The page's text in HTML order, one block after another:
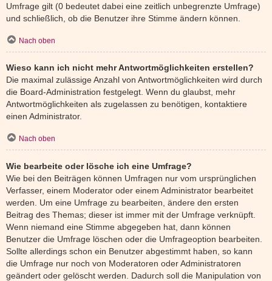
Umfrage gilt (0 bedeutet dabei eine zeitlich unbegrenzte Umfrage)
und schließlich, ob die Benutzer ihre Stimme ändern können.
Nach oben
Wieso kann ich nicht mehr Antwortmöglichkeiten erstellen?
Die maximal zulässige Anzahl von Antwortmöglichkeiten wird durch
die Board-Administration festgelegt. Wenn du glaubst, mehr
Antwortmöglichkeiten als zugelassen zu benötigen, kontaktiere
einen Administrator.
Nach oben
Wie bearbeite oder lösche ich eine Umfrage?
Wie bei den Beiträgen können Umfragen nur vom ursprünglichen
Verfasser, einem Moderator oder einem Administrator bearbeitet
werden. Um eine Umfrage zu bearbeiten, ändere den ersten
Beitrag des Themas; dieser ist immer mit der Umfrage verknüpft.
Wenn niemand eine Stimme abgegeben hat, dann können
Benutzer die Umfrage löschen oder die Umfrageoption bearbeiten.
Sollte allerdings schon ein Benutzer abgestimmt haben, so kann
die Umfrage nur noch von Moderatoren oder Administratoren
geändert oder gelöscht werden. Dadurch soll die Manipulation von